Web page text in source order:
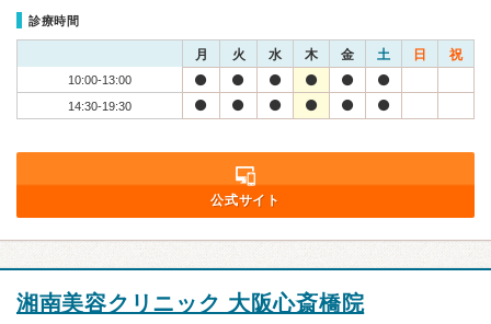
診療時間
月 火 水 木 金 土 日 祝
10:00-13:00
14:30-19:30
公式サイト
湘南美容クリニック 大阪心斎橋院